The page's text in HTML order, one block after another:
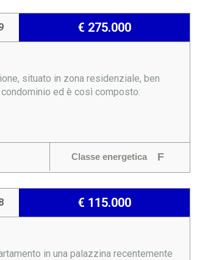
€ 275.000
situato in zona residenziale, ben
ed è così composto:
Classe energetica F
€ 115.000
in una palazzina recentemente